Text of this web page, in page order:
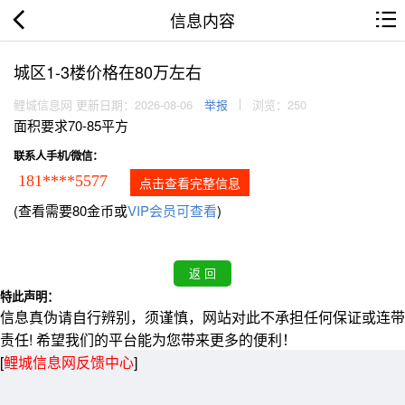
信息内容
城区1-3楼价格在80万左右
鲤城信息网 更新日期：2026-08-06 举报 浏览：250
面积要求70-85平方
联系人手机/微信：
181****5577 点击查看完整信息
(查看需要80金币或VIP会员可查看)
特此声明：
信息真伪请自行辨别，须谨慎，网站对此不承担任何保证或连带
责任! 希望我们的平台能为您带来更多的便利！
[鲤城信息网反馈中心]